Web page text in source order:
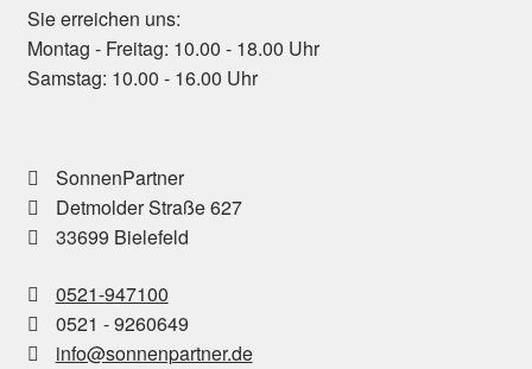
taupe4
vintage-braun
white-washed 11
Sie erreichen uns:
Montag - Freitag: 10.00 - 18.00 Uhr
Samstag: 10.00 - 16.00 Uhr
SonnenPartner
Detmolder Straße 627
33699 Bielefeld
0521-947100
0521 - 9260649
info@sonnenpartner.de